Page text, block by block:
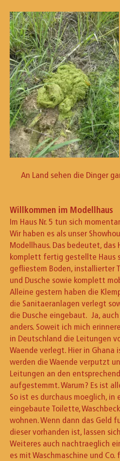
An Land sehen die Dinger
Willkommen im Modellhaus
Im Haus Nr. 5 tun sich
Wir haben es als unser
Modellhaus. Das bedeutet, das
komplett fertig gestellte Haus
gefliestem Boden, installierter
und Dusche sowie komplett
Alleine gestern haben die
die Sanitaeranlagen verlegt
die Dusche eingebaut. Ja,
anders. Soweit ich mich
in Deutschland die Leitungen
Waende verlegt. Hier in Ghana
werden die Waende verputzt
Leitungen an den
aufgestemmt. Warum? Es ist
So ist es durchaus moeglich, in
eingebaute Toilette,
wohnen. Wenn dann das Geld
dieser vorhanden ist, lassen
Weiteres auch nachtraeglich
es mit Waschmaschine und